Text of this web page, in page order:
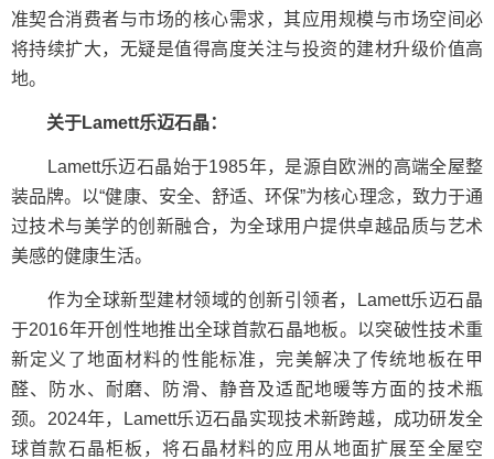
准契合消费者与市场的核心需求，其应用规模与市场空间必
将持续扩大，无疑是值得高度关注与投资的建材升级价值高
地。
关于Lamett乐迈石晶：
Lamett乐迈石晶始于1985年，是源自欧洲的高端全屋整
装品牌。以“健康、安全、舒适、环保”为核心理念，致力于通
过技术与美学的创新融合，为全球用户提供卓越品质与艺术
美感的健康生活。
作为全球新型建材领域的创新引领者，Lamett乐迈石晶
于2016年开创性地推出全球首款石晶地板。以突破性技术重
新定义了地面材料的性能标准，完美解决了传统地板在甲
醛、防水、耐磨、防滑、静音及适配地暖等方面的技术瓶
颈。2024年，Lamett乐迈石晶实现技术新跨越，成功研发全
球首款石晶柜板，将石晶材料的应用从地面扩展至全屋空